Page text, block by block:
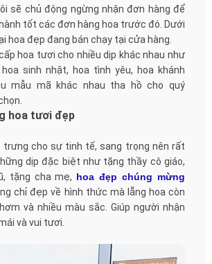
sẽ chủ động ngừng nhận đơn hàng để
tốt các đơn hàng hoa trước đó. Dưới
hoa đẹp đang bán chạy tại cửa hàng.
hoa tươi cho nhiều dịp khác nhau như
sinh nhật, hoa tình yêu, hoa khánh
mẫu mã khác nhau tha hồ cho quý
hoa tươi đẹp
trưng cho sự tinh tế, sang trọng nên rất
dịp đặc biệt như tặng thầy cô giáo,
tặng cha mẹ, hoa đẹp chúng mừng
chỉ đẹp về hình thức mà lẵng hoa còn
và nhiều màu sắc. Giúp người nhận
và vui tươi.